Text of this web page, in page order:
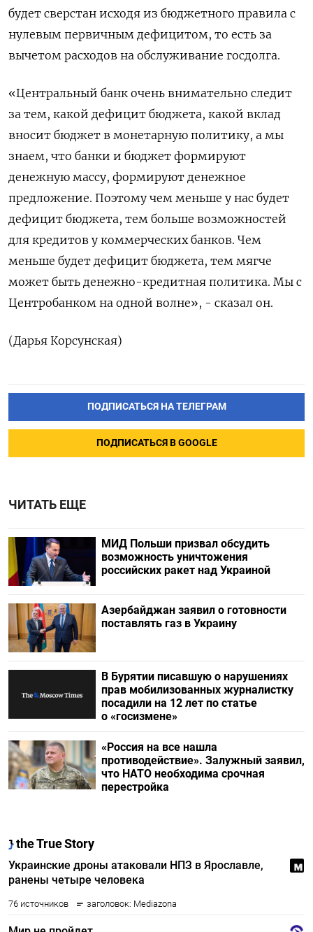
будет сверстан исходя из бюджетного правила с
нулевым первичным дефицитом, то есть за
вычетом расходов на обслуживание госдолга.
«Центральный банк очень внимательно следит
за тем, какой дефицит бюджета, какой вклад
вносит бюджет в монетарную политику, а мы
знаем, что банки и бюджет формируют
денежную массу, формируют денежное
предложение. Поэтому чем меньше у нас будет
дефицит бюджета, тем больше возможностей
для кредитов у коммерческих банков. Чем
меньше будет дефицит бюджета, тем мягче
может быть денежно-кредитная политика. Мы с
Центробанком на одной волне», - сказал он.
(Дарья Корсунская)
ПОДПИСАТЬСЯ НА ТЕЛЕГРАМ
ПОДПИСАТЬСЯ В GOOGLE
ЧИТАТЬ ЕЩЕ
МИД Польши призвал обсудить
возможность уничтожения
российских ракет над Украиной
Азербайджан заявил о готовности
поставлять газ в Украину
В Бурятии писавшую о нарушениях
прав мобилизованных журналистку
посадили на 12 лет по статье
о «госизмене»
«Россия на все нашла
противодействие». Залужный заявил,
что НАТО необходима срочная
перестройка